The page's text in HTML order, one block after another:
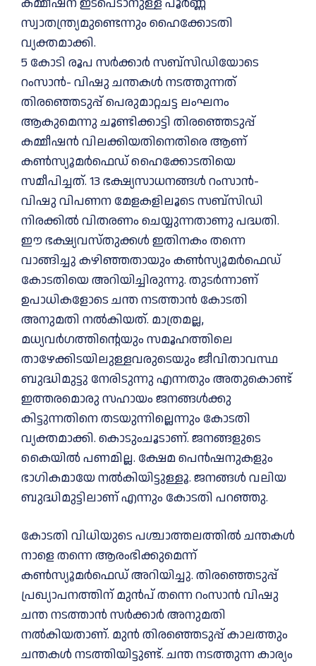
സ്വാതന്ത്ര്യമുണ്ടെന്നും ഹെെക്കോടതി
വ്യക്തമാക്കി.
5 കോടി രൂപ സര്‍ക്കാര്‍ സബ്‌സിഡിയോടെ
റംസാന്‍- വിഷു ചന്തകള്‍ നടത്തുന്നത്
തിരഞ്ഞെടുപ്പ് പെരുമാറ്റചട്ട ലംഘനം
ആകുമെന്നു ചൂണ്ടിക്കാട്ടി തിരഞ്ഞെടുപ്പ്
കമ്മീഷന്‍ വിലക്കിയതിനെതിരെ ആണ്
കണ്‍സ്യൂമര്‍ഫെഡ് ഹൈക്കോടതിയെ
സമീപിച്ചത്. 13 ഭക്ഷ്യസാധനങ്ങള്‍ റംസാന്‍-
വിഷു വിപണന മേളകളിലൂടെ സബ്‌സിഡി
നിരക്കില്‍ വിതരണം ചെയ്യുന്നതാണു പദ്ധതി.
ഈ ഭക്ഷ്യവസ്തുക്കള്‍ ഇതിനകം തന്നെ
വാങ്ങിച്ചു കഴിഞ്ഞതായും കണ്‍സ്യൂമര്‍ഫെഡ്
കോടതിയെ അറിയിച്ചിരുന്നു. തുടര്‍ന്നാണ്
ഉപാധികളോടെ ചന്ത നടത്താന്‍ കോടതി
അനുമതി നല്‍കിയത്. മാത്രമല്ല,
മധ്യവര്‍ഗത്തിന്റെയും സമൂഹത്തിലെ
താഴേക്കിടയിലുള്ളവരുടെയും ജീവിതാവസ്ഥ
ബുദ്ധിമുട്ടു നേരിടുന്നു എന്നതും അതുകൊണ്ട്
ഇത്തരമൊരു സഹായം ജനങ്ങള്‍ക്കു
കിട്ടുന്നതിനെ തടയുന്നില്ലെന്നും കോടതി
വ്യക്തമാക്കി. കൊടുംചൂടാണ്. ജനങ്ങളുടെ
കൈയില്‍ പണമില്ല. ക്ഷേമ പെന്‍ഷനുകളും
ഭാഗികമായേ നല്‍കിയിട്ടുള്ളൂ. ജനങ്ങള്‍ വലിയ
ബുദ്ധിമുട്ടിലാണ് എന്നും കോടതി പറഞ്ഞു.
കോടതി വിധിയുടെ പശ്ചാത്തലത്തില്‍ ചന്തകള്‍
നാളെ തന്നെ ആരംഭിക്കുമെന്ന്
കണ്‍സ്യൂമര്‍ഫെഡ് അറിയിച്ചു. തിരഞ്ഞെടുപ്പ്
പ്രഖ്യാപനത്തിന് മുന്‍പ് തന്നെ റംസാന്‍ വിഷു
ചന്ത നടത്താന്‍ സര്‍ക്കാര്‍ അനുമതി
നല്‍കിയതാണ്. മുന്‍ തിരഞ്ഞെടുപ്പ് കാലത്തും
ചന്തകള്‍ നടത്തിയിട്ടുണ്ട്. ചന്ത നടത്തുന്ന കാര്യം